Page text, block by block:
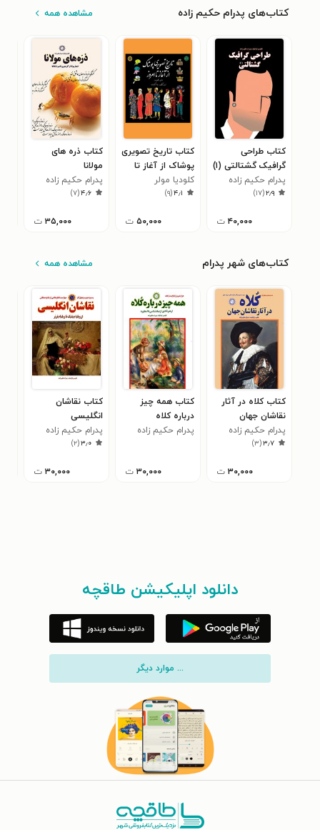
کتاب‌های پدرام حکیم زاده مشاهده همه
کتاب طراحی
گرافیک گشتالتی (۱)
پدرام حکیم زاده
۲٫۹(۱۷)
۴۰,۰۰۰ ت
کتاب تاریخ تصویری
پوشاک از آغاز تا
امروز
کلودیا مولر
۴٫۱(۹)
۵۰,۰۰۰ ت
کتاب ذره های
مولانا
پدرام حکیم زاده
۴٫۶(۷)
۳۵,۰۰۰ ت
کتاب‌های شهر پدرام مشاهده همه
کتاب کلاه در آثار
نقاشان جهان
پدرام حکیم زاده
۳٫۷(۳)
۳۰,۰۰۰ ت
کتاب همه چیز
درباره کلاه
پدرام حکیم زاده
۳۰,۰۰۰ ت
کتاب نقاشان
انگلیسی
پدرام حکیم زاده
۳٫۰(۲)
۳۰,۰۰۰ ت
دانلود اپلیکیشن طاقچه
... موارد دیگر